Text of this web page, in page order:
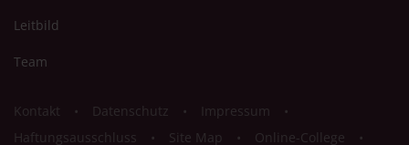
Leitbild
Team
Kontakt Datenschutz
Impressum
Haftungsausschluss
Site Map Online-College